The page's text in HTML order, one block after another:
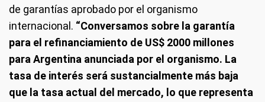
de garantías aprobado por el organismo
internacional. “Conversamos sobre la garantía
para el refinanciamiento de US$ 2000 millones
para Argentina anunciada por el organismo. La
tasa de interés será sustancialmente más baja
que la tasa actual del mercado, lo que representa